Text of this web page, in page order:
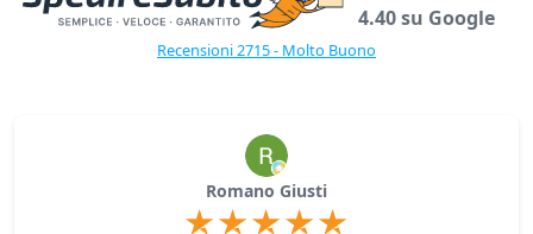
4.40 su Google
Recensioni 2715 - Molto Buono
Romano Giusti